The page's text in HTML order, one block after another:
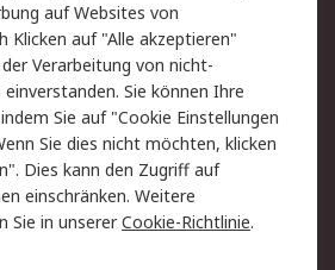
Datenschutz
Zahlungsbedingungen
Webseite Konditionen
auf Websites von
Klicken auf "Alle akzeptieren"
Verarbeitung von nicht-
Sie können Ihre
Sie auf "Cookie Einstellungen
Sie dies nicht möchten, klicken
Dies kann den Zugriff auf
einschränken. Weitere
Sie in unsererCookie-Richtlinie.